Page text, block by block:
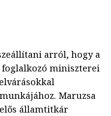
arról, hogy a
miniszterei
Maruzsa
államtitkár